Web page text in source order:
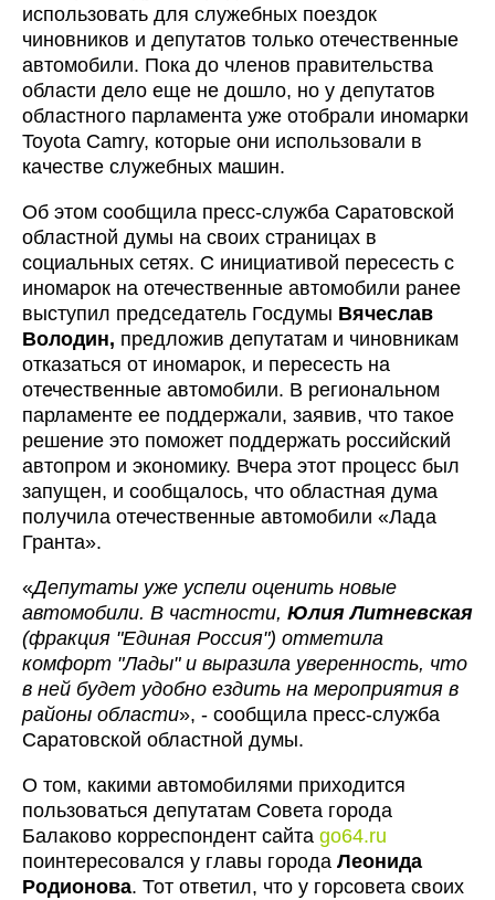
использовать для служебных поездок
чиновников и депутатов только отечественные
автомобили. Пока до членов правительства
области дело еще не дошло, но у депутатов
областного парламента уже отобрали иномарки
Toyota Camry, которые они использовали в
качестве служебных машин.
Об этом сообщила пресс-служба Саратовской
областной думы на своих страницах в
социальных сетях. С инициативой пересесть с
иномарок на отечественные автомобили ранее
выступил председатель Госдумы Вячеслав
Володин, предложив депутатам и чиновникам
отказаться от иномарок, и пересесть на
отечественные автомобили. В региональном
парламенте ее поддержали, заявив, что такое
решение это поможет поддержать российский
автопром и экономику. Вчера этот процесс был
запущен, и сообщалось, что областная дума
получила отечественные автомобили «Лада
Гранта».
«Депутаты уже успели оценить новые
автомобили. В частности, Юлия Литневская
(фракция "Единая Россия") отметила
комфорт "Лады" и выразила уверенность, что
в ней будет удобно ездить на мероприятия в
районы области», - сообщила пресс-служба
Саратовской областной думы.
О том, какими автомобилями приходится
пользоваться депутатам Совета города
Балаково корреспондент сайта go64.ru
поинтересовался у главы города Леонида
Родионова. Тот ответил, что у горсовета своих